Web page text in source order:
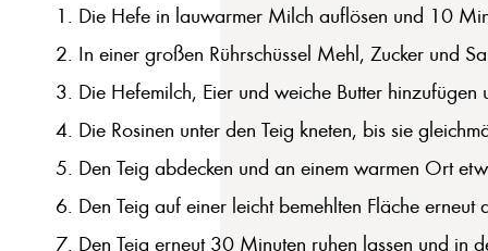
Die Hefe in lauwarmer Milch auflösen und 10
In einer großen Rührschüssel Mehl, Zucker und
Die Hefemilch, Eier und weiche Butter
Die Rosinen unter den Teig kneten, bis sie
Den Teig abdecken und an einem warmen Ort
Den Teig auf einer leicht bemehlten Fläche
Den Teig erneut 30 Minuten ruhen lassen und in